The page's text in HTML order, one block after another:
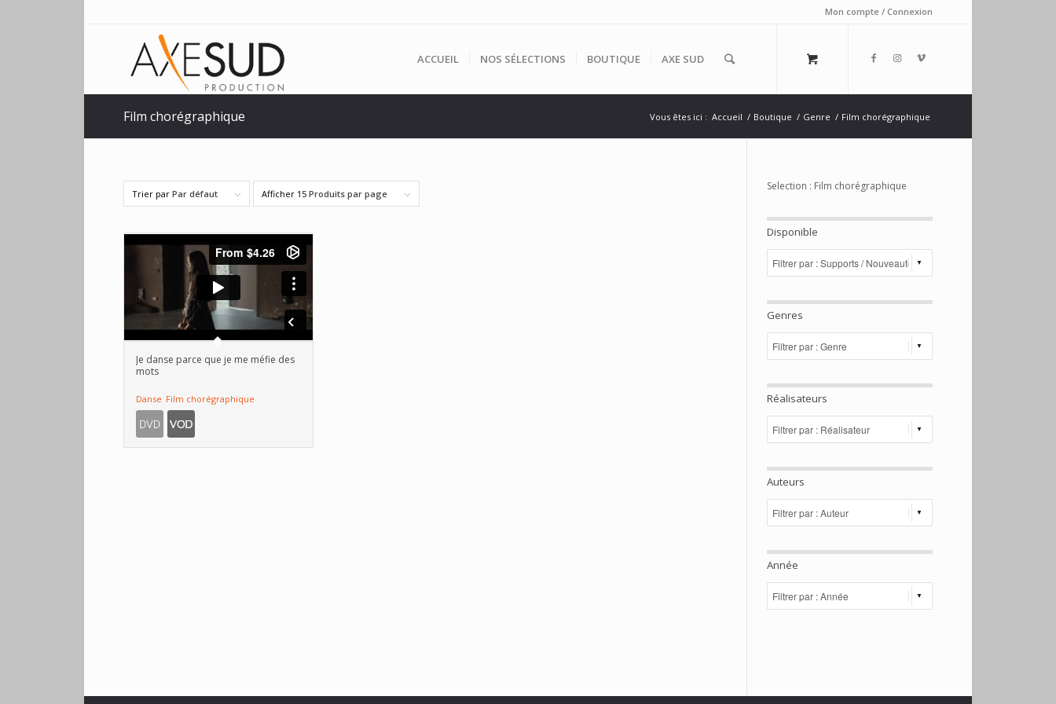
Mon compte / Connexion
ACCUEIL NOS SÉLECTIONS BOUTIQUE AXE SUD
Film chorégraphique Vous êtes ici : Accueil / Boutique / Genre / Film chorégraphique
Trier par Par défaut Afficher 15 Produits par page
Je danse parce que je me méfie des
mots
Danse Film chorégraphique
Selection : Film chorégraphique
Disponible
Genres
Réalisateurs
Auteurs
Année